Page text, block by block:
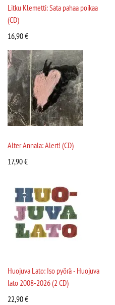
Litku Klemetti: Sata pahaa poikaa
(CD)
16,90€
Alter Annala: Alert! (CD)
17,90€
Huojuva Lato: Iso pyörä - Huojuva
lato 2008-2026 (2 CD)
22,90€